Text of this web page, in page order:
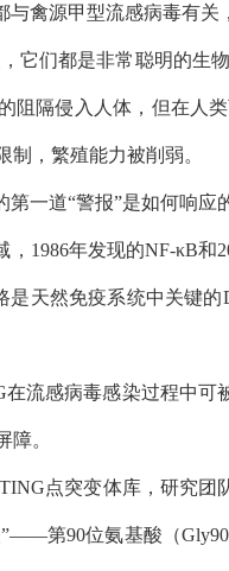
与禽源甲型流感病毒有
它们都是非常聪明的生
阻隔侵入人体，但在人
，繁殖能力被削弱。
一道“警报”是如何响应
， 1986年发现的NF-κB和
是天然免疫系统中关键的
在流感病毒感染过程中可
。
点突变体库，研究团
”——第90位氨基酸（Gly90